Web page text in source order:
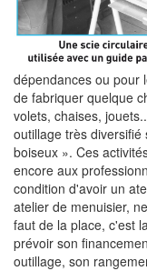
dépendances ou pour
de fabriquer quelque
volets, chaises,
outillage très
boiseux ». Ces
encore aux
condition d'avoir un
atelier de menuisier,
faut de la place, c'est
prévoir son
outillage, son